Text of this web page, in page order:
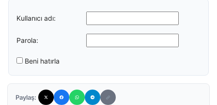
Kullanıcı adı:
Parola:
Beni hatırla
Paylaş: